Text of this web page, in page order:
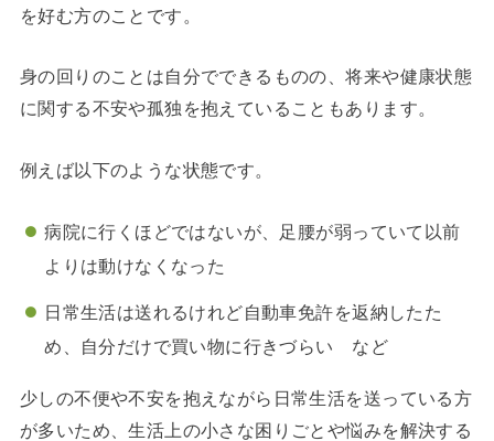
を好む方のことです。
身の回りのことは自分でできるものの、将来や健康状態
に関する不安や孤独を抱えていることもあります。
例えば以下のような状態です。
病院に行くほどではないが、足腰が弱っていて以前
よりは動けなくなった
日常生活は送れるけれど自動車免許を返納したた
め、自分だけで買い物に行きづらい など
少しの不便や不安を抱えながら日常生活を送っている方
が多いため、生活上の小さな困りごとや悩みを解決する